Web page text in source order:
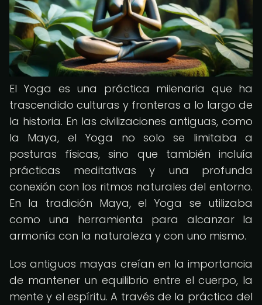
El Yoga es una práctica milenaria que ha
trascendido culturas y fronteras a lo largo de
la historia. En las civilizaciones antiguas, como
la Maya, el Yoga no solo se limitaba a
posturas físicas, sino que también incluía
prácticas meditativas y una profunda
conexión con los ritmos naturales del entorno.
En la tradición Maya, el Yoga se utilizaba
como una herramienta para alcanzar la
armonía con la naturaleza y con uno mismo.
Los antiguos mayas creían en la importancia
de mantener un equilibrio entre el cuerpo, la
mente y el espíritu. A través de la práctica del